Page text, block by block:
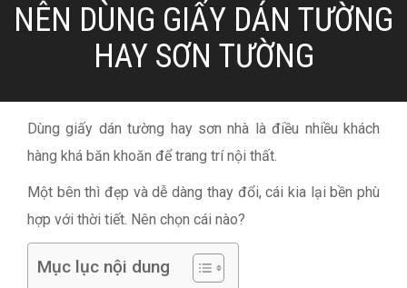
NÊN DÙNG GIẤY DÁN TƯỜNG
HAY SƠN TƯỜNG
Dùng giấy dán tường hay sơn nhà là điều nhiều khách
hàng khá băn khoăn để trang trí nội thất.
Một bên thì đẹp và dễ dàng thay đổi, cái kia lại bền phù
hợp với thời tiết. Nên chọn cái nào?
Mục lục nội dung